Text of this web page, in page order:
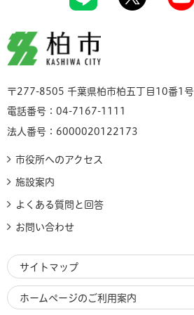
柏市
〒277-8505 千葉県柏市柏五丁目10番1号
電話番号：04-7167-1111
法人番号：6000020122173
市役所へのアクセス
施設案内
よくある質問と回答
お問い合わせ
サイトマップ
ホームページのご利用案内